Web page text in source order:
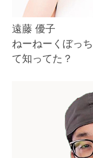
遠藤 優子
ねーねーくぼっ
て知ってた？